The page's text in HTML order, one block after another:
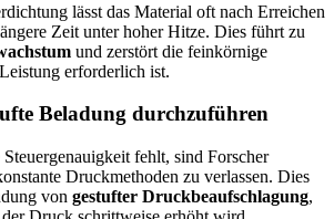
lässt das Material oft nach Erreichen
Zeit unter hoher Hitze. Dies führt zu
und zerstört die feinkörnige
erforderlich ist.
Beladung durchzuführen
Steuergenauigkeit fehlt, sind Forscher
Druckmethoden zu verlassen. Dies
von gestufter Druckbeaufschlagung,